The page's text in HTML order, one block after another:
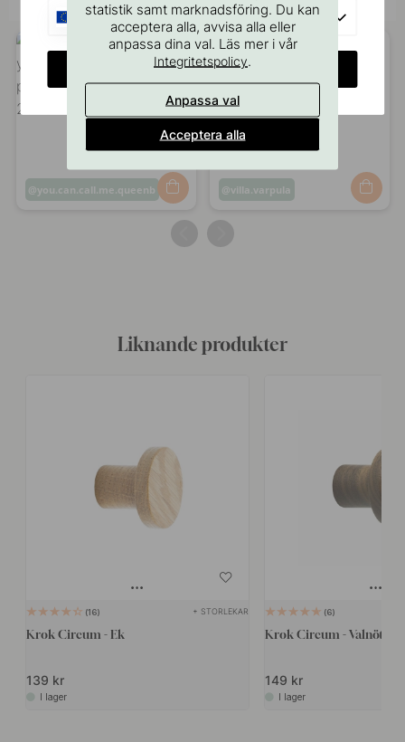
Inlägg
you.can.call.me.queenb
Inlägg
av
villa.varpula
Liknande produkter
16 + STORLEKAR
Krok Circum - Ek
139 kr
I lager
6
Krok Circum - Valnöt
149 kr
I lager
statistik samt marknadsföring. Du kan
acceptera alla, avvisa alla eller
anpassa dina val. Läs mer i vår
Integritetspolicy.
Anpassa val
Acceptera alla
EU
CHANGE COUNTRY